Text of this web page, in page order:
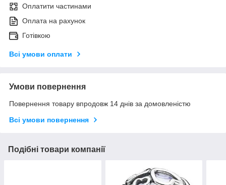
Оплатити частинами
Оплата на рахунок
Готівкою
Всі умови оплати
Умови повернення
Повернення товару впродовж 14 днів за домовленістю
Всі умови повернення
Подібні товари компанії